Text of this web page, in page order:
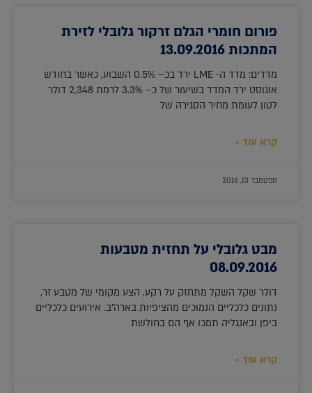
פורום חומרי הגלם זרקור גלובלי לזירת
המתכות 13.09.2016
מדדים: מדד ה- LME ירד בכ– 0.5% השבוע, כאשר בחודש
אוגוסט ירד המדד בשיעור של כ– 3.3% לרמת 2,348 דולר
לטון לעומת מחיר הסגירה של
קרא עוד »
ספטמבר 13, 2016
מבט גלובלי על תחזית מטבעות
08.09.2016
דולר שקל השקל מתחזק על רקע, הצע מקומי של מטבע זר,
נתונים כלכליים הנמוכים מהציפיות בארה"ב. אירועים כלכליים
ביפן ובאנגליה תמכו אף הם בחולשת
קרא עוד »